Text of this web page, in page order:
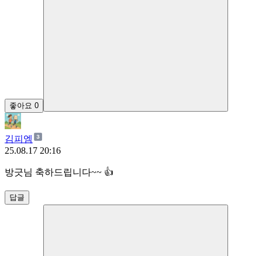
좋아요 0
김피엠
25.08.17 20:16
방긋님 축하드립니다~~ 👍
답글